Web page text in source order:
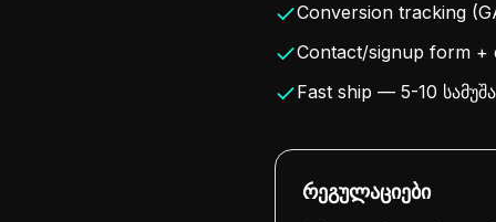
Conversion tracking
Contact/signup form +
Fast ship — 5-10
რეგულაციები